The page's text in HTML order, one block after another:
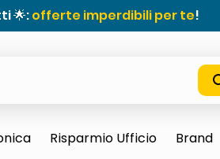
🌟:offerte imperdibili per te!
Risparmio Ufficio Brand